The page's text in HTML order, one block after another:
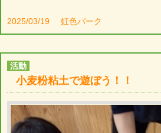
2025/03/19 虹色パーク
活動
小麦粉粘土で遊ぼう！！